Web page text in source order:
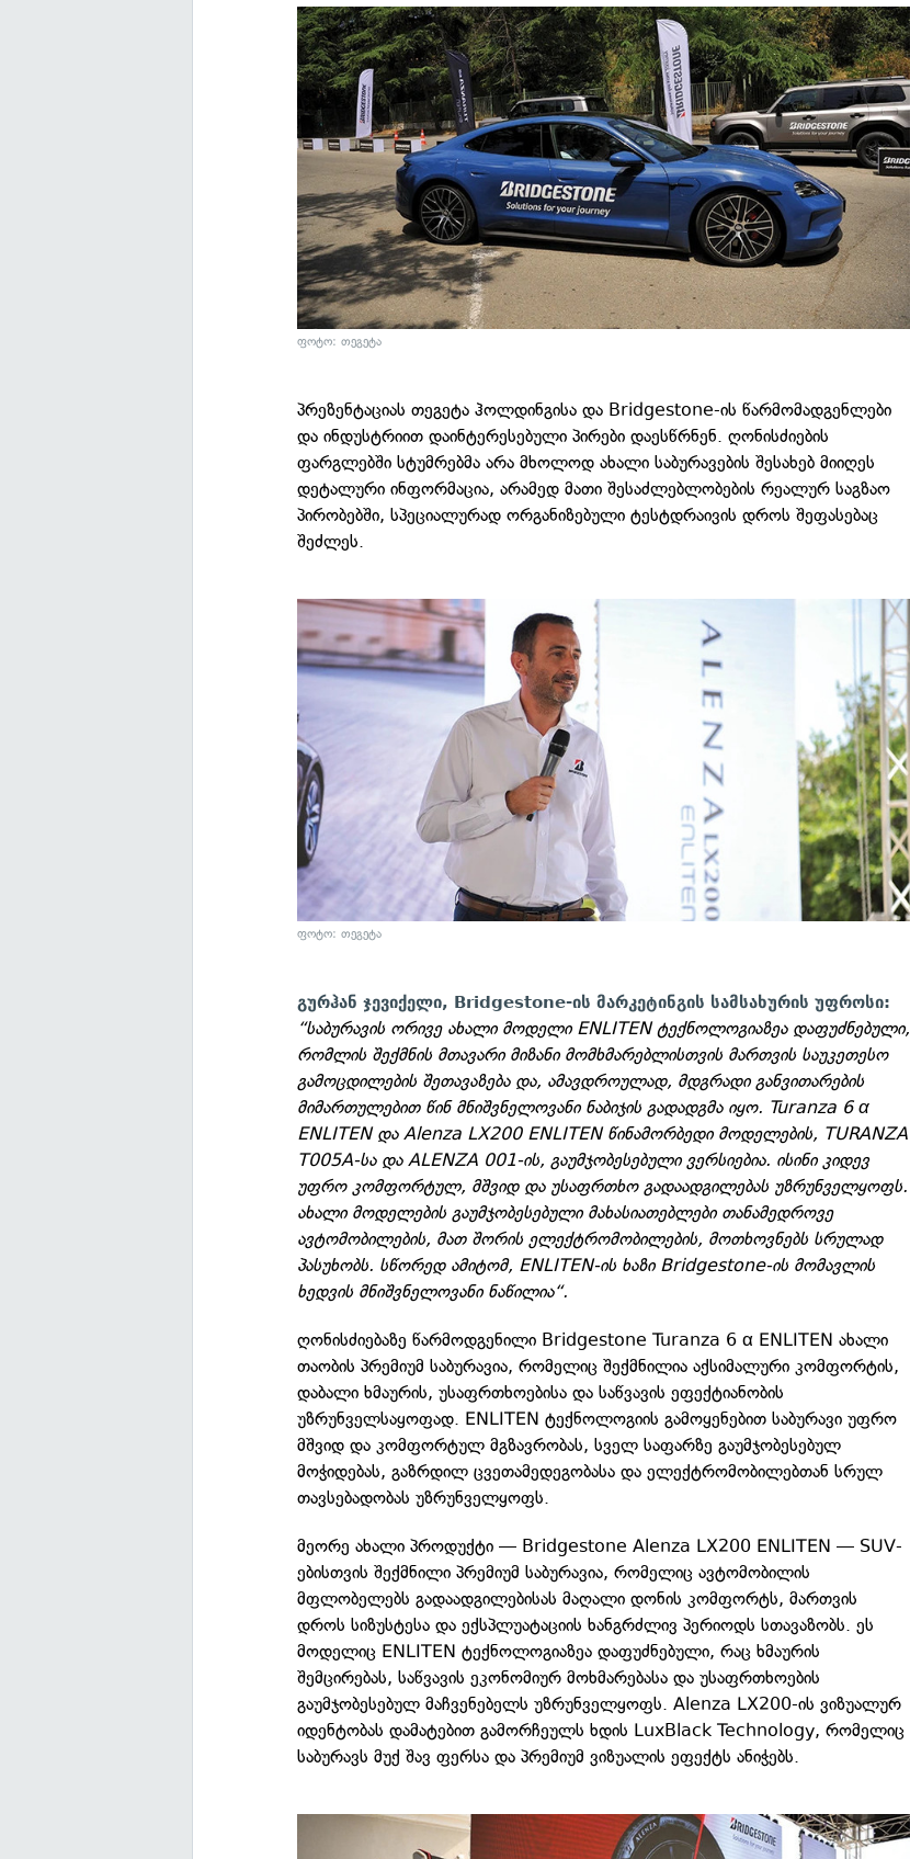
ფოტო: თეგეტა
პრეზენტაციას თეგეტა ჰოლდინგისა და Bridgestone-ის წარმომადგენლები
და ინდუსტრიით დაინტერესებული პირები დაესწრნენ. ღონისძიების
ფარგლებში სტუმრებმა არა მხოლოდ ახალი საბურავების შესახებ მიიღეს
დეტალური ინფორმაცია, არამედ მათი შესაძლებლობების რეალურ საგზაო
პირობებში, სპეციალურად ორგანიზებული ტესტდრაივის დროს შეფასებაც
შეძლეს.
ფოტო: თეგეტა
გურჰან ჯევიქელი, Bridgestone-ის მარკეტინგის სამსახურის უფროსი:
“საბურავის ორივე ახალი მოდელი ENLITEN ტექნოლოგიაზეა დაფუძნებული,
რომლის შექმნის მთავარი მიზანი მომხმარებლისთვის მართვის საუკეთესო
გამოცდილების შეთავაზება და, ამავდროულად, მდგრადი განვითარების
მიმართულებით წინ მნიშვნელოვანი ნაბიჯის გადადგმა იყო. Turanza 6 α
ENLITEN და Alenza LX200 ENLITEN წინამორბედი მოდელების, TURANZA
T005A-სა და ALENZA 001-ის, გაუმჯობესებული ვერსიებია. ისინი კიდევ
უფრო კომფორტულ, მშვიდ და უსაფრთხო გადაადგილებას უზრუნველყოფს.
ახალი მოდელების გაუმჯობესებული მახასიათებლები თანამედროვე
ავტომობილების, მათ შორის ელექტრომობილების, მოთხოვნებს სრულად
პასუხობს. სწორედ ამიტომ, ENLITEN-ის ხაზი Bridgestone-ის მომავლის
ხედვის მნიშვნელოვანი ნაწილია“.
ღონისძიებაზე წარმოდგენილი Bridgestone Turanza 6 α ENLITEN ახალი
თაობის პრემიუმ საბურავია, რომელიც შექმნილია აქსიმალური კომფორტის,
დაბალი ხმაურის, უსაფრთხოებისა და საწვავის ეფექტიანობის
უზრუნველსაყოფად. ENLITEN ტექნოლოგიის გამოყენებით საბურავი უფრო
მშვიდ და კომფორტულ მგზავრობას, სველ საფარზე გაუმჯობესებულ
მოჭიდებას, გაზრდილ ცვეთამედეგობასა და ელექტრომობილებთან სრულ
თავსებადობას უზრუნველყოფს.
მეორე ახალი პროდუქტი — Bridgestone Alenza LX200 ENLITEN — SUV-
ებისთვის შექმნილი პრემიუმ საბურავია, რომელიც ავტომობილის
მფლობელებს გადაადგილებისას მაღალი დონის კომფორტს, მართვის
დროს სიზუსტესა და ექსპლუატაციის ხანგრძლივ პერიოდს სთავაზობს. ეს
მოდელიც ENLITEN ტექნოლოგიაზეა დაფუძნებული, რაც ხმაურის
შემცირებას, საწვავის ეკონომიურ მოხმარებასა და უსაფრთხოების
გაუმჯობესებულ მაჩვენებელს უზრუნველყოფს. Alenza LX200-ის ვიზუალურ
იდენტობას დამატებით გამორჩეულს ხდის LuxBlack Technology, რომელიც
საბურავს მუქ შავ ფერსა და პრემიუმ ვიზუალის ეფექტს ანიჭებს.